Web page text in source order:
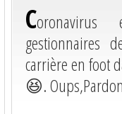
C
gestionnaires
carrière en foot
😆.